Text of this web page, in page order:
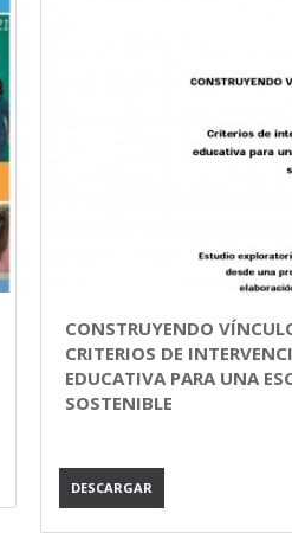
CONSTRUYENDO
CRITERIOS DE
EDUCATIVA PARA UNA
SOSTENIBLE
DESCARGAR